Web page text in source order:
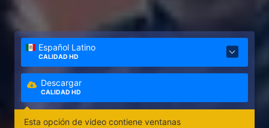
Español Latino
CALIDAD HD
Descargar
CALIDAD HD
Esta opción de video contiene ventanas